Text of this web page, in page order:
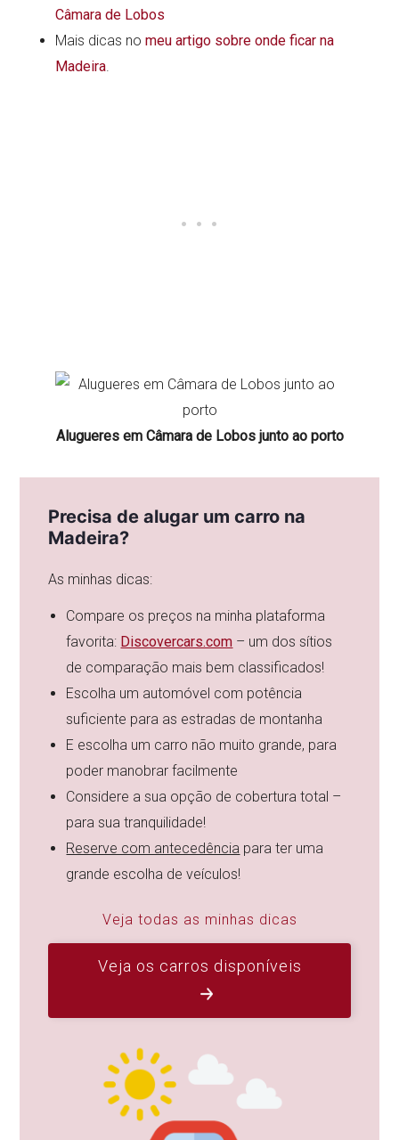
Câmara de Lobos
Mais dicas nomeu artigo sobre onde ficar na
Madeira
Alugueres em Câmara de Lobos junto ao porto
Precisa de alugar um carro na
Madeira?
As minhas dicas:
Compare os preços na minha plataforma
favorita: Discovercars.com – um dos sítios
de comparação mais bem classificados!
Escolha um automóvel com potência
suficiente para as estradas de montanha
E escolha um carro não muito grande, para
poder manobrar facilmente
Considere a sua opção de cobertura total –
para sua tranquilidade!
Reserve com antecedência para ter uma
grande escolha de veículos!
Veja todas as minhas dicas
Veja os carros disponíveis